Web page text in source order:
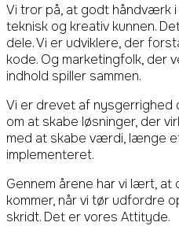
Vi tror på, at godt håndværk
teknisk og kreativ kunnen.
dele. Vi er udviklere, der
kode. Og marketingfolk, der
indhold spiller sammen.
Vi er drevet af nysgerrighed
om at skabe løsninger, der
med at skabe værdi, længe
implementeret.
Gennem årene har vi lært,
kommer, når vi tør udfordre
skridt. Det er vores Attityde.